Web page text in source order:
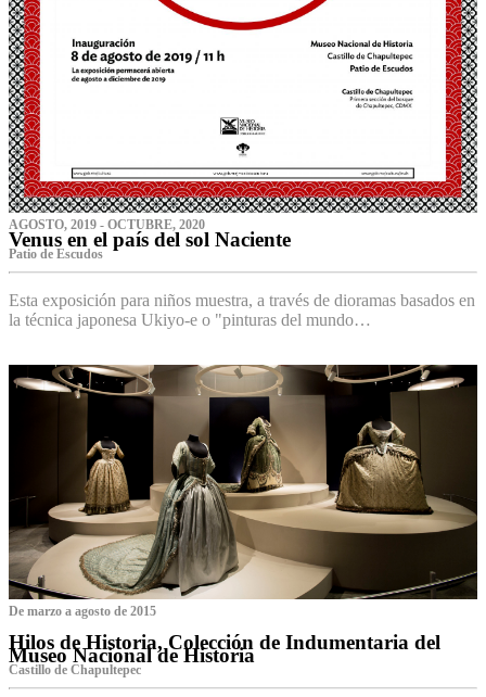
AGOSTO, 2019 - OCTUBRE, 2020
Venus en el país del sol Naciente
P‌atio de Escudos
Esta exposición para niños muestra, a través de dioramas basados en
la técnica japonesa Ukiyo-e o "pinturas del mundo…
De marzo a agosto de 2015
Hilos de Historia, Colección de Indumentaria del
Museo Nacional de Historia
Castillo de Chapultepec